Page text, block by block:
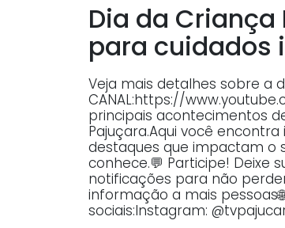
Dia da
para cuidados
Veja mais detalhes sobre a
CANAL:https://
principais acontecimentos
Pajuçara.Aqui você
destaques que impactam o
conhece.💬 Participe! Deixe
notificações para não
informação a mais
sociais:Instagram: